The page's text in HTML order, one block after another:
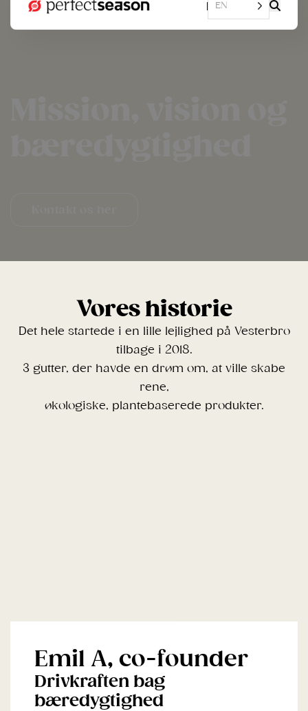
EN
Vores historie
Det hele startede i en lille lejlighed på Vesterbro
tilbage i 2018.
3 gutter, der havde en drøm om, at ville skabe
rene,
økologiske, plantebaserede produkter.
Emil A, co-founder
Drivkraften bag
bæredygtighed